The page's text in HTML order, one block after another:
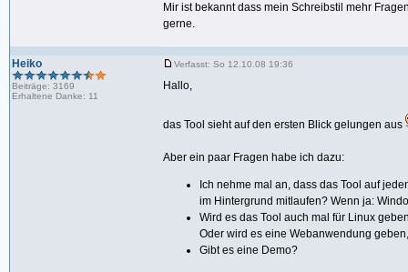
Mir ist bekannt dass mein Schreibstil mehr
gerne.
Heiko
Beiträge: 3169
Erhaltene Danke: 11
Verfasst: So 12.10.08 19:36
Hallo,
das Tool sieht auf den ersten Blick gelungen aus
Aber ein paar Fragen habe ich dazu:
Ich nehme mal an, dass das Tool auf
im Hintergrund mitlaufen? Wenn ja:
Wird es das Tool auch mal für Linux
Oder wird es eine Webanwendung
Gibt es eine Demo?